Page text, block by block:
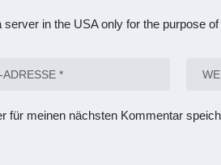
in the USA only for the purpose
für meinen nächsten Kommentar